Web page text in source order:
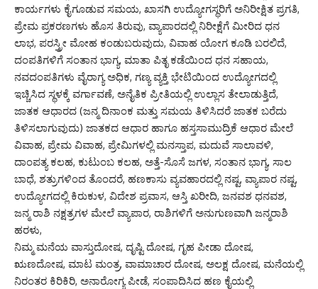
ಕಾರ್ಯಗಳು ಕೈಗೂಡುವ ಸಮಯ, ಖಾಸಗಿ ಉದ್ಯೋಗಸ್ಥರಿಗೆ ಅನಿರೀಕ್ಷಿತ ಪ್ರಗತಿ,
ಪ್ರೇಮ ಪ್ರಕರಣಗಳು ಹೊಸ ತಿರುವು, ವ್ಯಾಪಾರದಲ್ಲಿ ನಿರೀಕ್ಷೆಗೆ ಮೀರಿದ ಧನ
ಲಾಭ, ಪರಸ್ತ್ರೀ ಮೋಹ ಕಂಡುಬರುವುದು, ವಿವಾಹ ಯೋಗ ಕೂಡಿ ಬರಲಿದೆ,
ದಂಪತಿಗಳಿಗೆ ಸಂತಾನ ಭಾಗ್ಯ, ಮಾತಾ ಪಿತೃ ಕಡೆಯಿಂದ ಧನ ಸಹಾಯ,
ನವದಂಪತಿಗಳು ವೈರಾಗ್ಯ ಅಧಿಕ, ಗಣ್ಯ ವ್ಯಕ್ತಿ ಭೇಟಿಯಿಂದ ಉದ್ಯೋಗದಲ್ಲಿ
ಇಚ್ಚಿಸಿದ ಸ್ಥಳಕ್ಕೆ ವರ್ಗಾವಣೆ, ಅನೈತಿಕ ಪ್ರೀತಿಯಲ್ಲಿ ಉಲ್ಲಾಸ ತೇಲಾಡುತ್ತಿದೆ,
ಜಾತಕ ಆಧಾರದ (ಜನ್ಮ ದಿನಾಂಕ ಮತ್ತು ಸಮಯ ತಿಳಿಸಿದರೆ ಜಾತಕ ಬರೆದು
ತಿಳಿಸಲಾಗುವುದು) ಜಾತಕದ ಆಧಾರ ಹಾಗೂ ಹಸ್ತಸಾಮುದ್ರಿಕೆ ಆಧಾರ ಮೇಲೆ
ವಿವಾಹ, ಪ್ರೇಮ ವಿವಾಹ, ಪ್ರೇಮಿಗಳಲ್ಲಿ ಮನಸ್ತಾಪ, ಮದುವೆ ಸಾಲಾವಳಿ,
ದಾಂಪತ್ಯ ಕಲಹ, ಕುಟುಂಬ ಕಲಹ, ಅತ್ತೆ-ಸೊಸೆ ಜಗಳ, ಸಂತಾನ ಭಾಗ್ಯ, ಸಾಲ
ಬಾಧೆ, ಶತ್ರುಗಳಿಂದ ತೊಂದರೆ, ಹಣಕಾಸು ವ್ಯವಹಾರದಲ್ಲಿ ನಷ್ಟ, ವ್ಯಾಪಾರ ನಷ್ಟ,
ಉದ್ಯೋಗದಲ್ಲಿ ಕಿರುಕುಳ, ವಿದೇಶ ಪ್ರವಾಸ, ಆಸ್ತಿ ಖರೀದಿ, ಜನವಶ ಧನವಶ,
ಜನ್ಮ ರಾಶಿ ನಕ್ಷತ್ರಗಳ ಮೇಲೆ ವ್ಯಾಪಾರ, ರಾಶಿಗಳಿಗೆ ಅನುಗುಣವಾಗಿ ಜನ್ಮರಾಶಿ
ಹರಳು,
ನಿಮ್ಮ ಮನೆಯ ವಾಸ್ತುದೋಷ, ದೃಷ್ಟಿ ದೋಷ, ಗೃಹ ಪೀಡಾ ದೋಷ,
ಋಣದೋಷ, ಮಾಟ ಮಂತ್ರ, ವಾಮಾಚಾರ ದೋಷ, ಅಲಕ್ಷ ದೋಷ, ಮನೆಯಲ್ಲಿ
ನಿರಂತರ ಕಿರಿಕಿರಿ, ಅನಾರೋಗ್ಯ ಪೀಡೆ, ಸಂಪಾದಿಸಿದ ಹಣ ಕೈಯಲ್ಲಿ